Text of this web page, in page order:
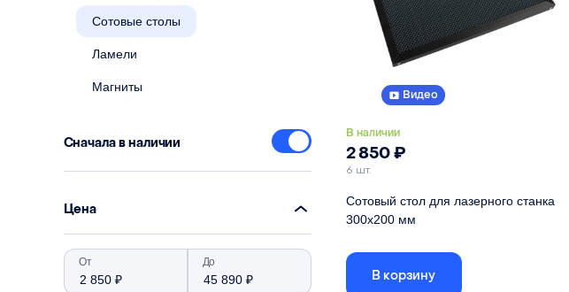
Сотовые столы
Ламели
Магниты
Сначала в наличии
Цена
От До
Видео
В наличии
2 850₽
6 шт.
Сотовый стол для лазерного станка
300х200 мм
Габариты стола указаны по внешней рамке,
размер ячеистого поля - 256х156
В корзину